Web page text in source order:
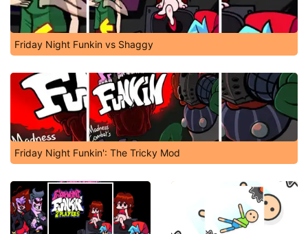
Friday Night Funkin vs Shaggy
Friday Night Funkin': The Tricky Mod